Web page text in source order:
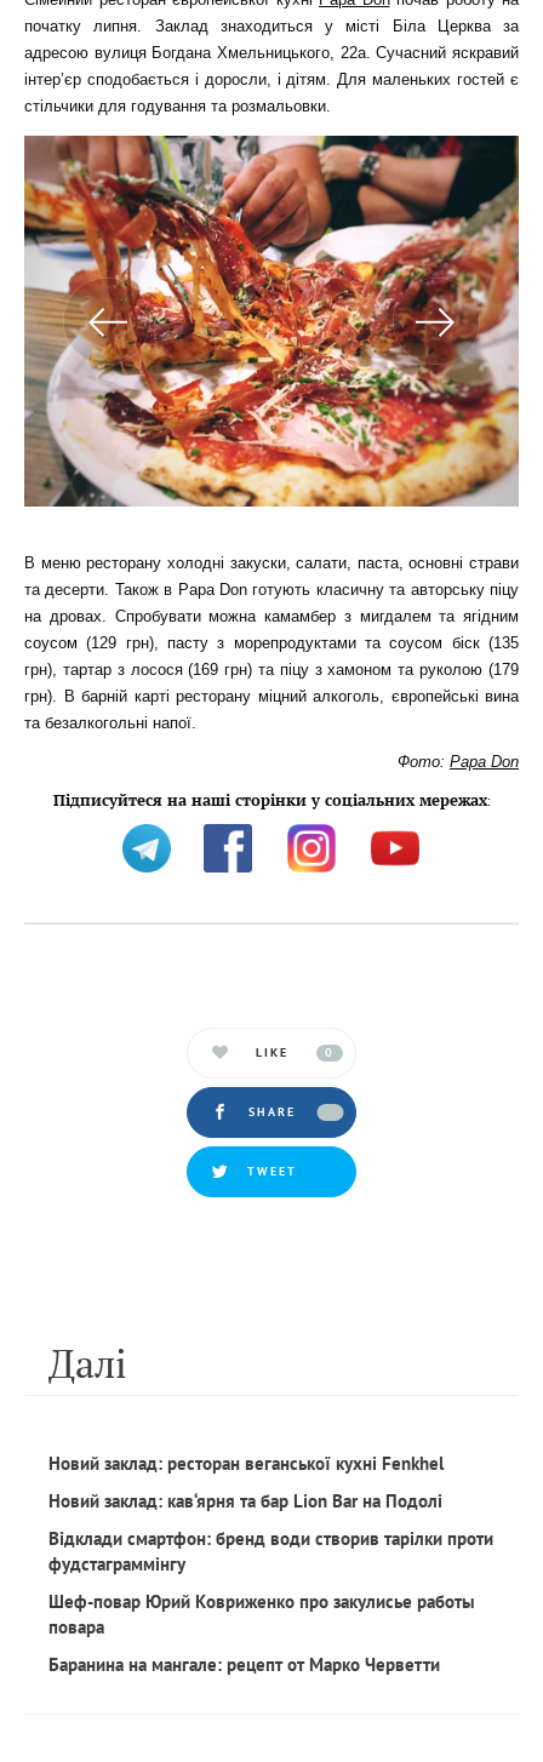
початку липня. Заклад знаходиться у місті Біла Церква за
адресою вулиця Богдана Хмельницького, 22а. Сучасний яскравий
інтер’єр сподобається і доросли, і дітям. Для маленьких гостей є
стільчики для годування та розмальовки.
В меню ресторану холодні закуски, салати, паста, основні страви
та десерти. Також в Papa Don готують класичну та авторську піцу
на дровах. Спробувати можна камамбер з мигдалем та ягідним
соусом (129 грн), пасту з морепродуктами та соусом біск (135
грн), тартар з лосося (169 грн) та піцу з хамоном та руколою (179
грн). В барній карті ресторану міцний алкоголь, європейські вина
та безалкогольні напої.
Фото: Papa Don
Підписуйтеся на наші сторінки у соціальних мережах:
LIKE 0
SHARE
TWEET
Далi
Новий заклад: ресторан веганської кухні Fenkhel
Новий заклад: кав‘ярня та бар Lion Bar на Подолі
Відклади смартфон: бренд води створив тарілки проти
фудстаграммінгу
Шеф-повар Юрий Ковриженко про закулисье работы
повара
Баранина на мангале: рецепт от Марко Черветти